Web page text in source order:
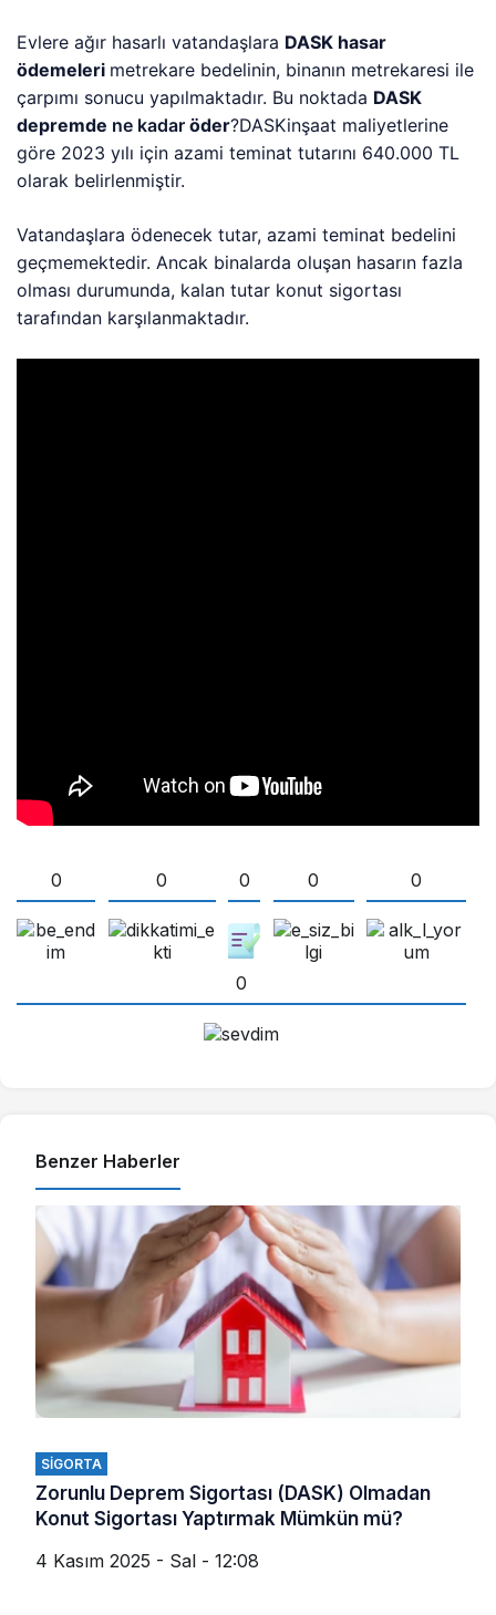
Evlere ağır hasarlı vatandaşlara DASK hasar
ödemeleri metrekare bedelinin, binanın metrekaresi ile
çarpımı sonucu yapılmaktadır. Bu noktada DASK
depremde ne kadar öder?DASKinşaat maliyetlerine
göre 2023 yılı için azami teminat tutarını 640.000 TL
olarak belirlenmiştir.
Vatandaşlara ödenecek tutar, azami teminat bedelini
geçmemektedir. Ancak binalarda oluşan hasarın fazla
olması durumunda, kalan tutar konut sigortası
tarafından karşılanmaktadır.
0 0 0 0 0
0
Benzer Haberler
SIGORTA
Zorunlu Deprem Sigortası (DASK) Olmadan
Konut Sigortası Yaptırmak Mümkün mü?
4 Kasım 2025 - Sal - 12:08